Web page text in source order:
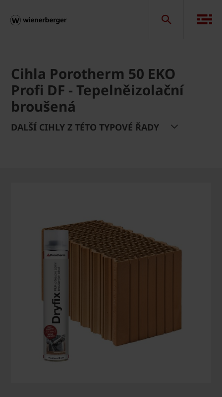
Cihla Porotherm 50 EKO
Profi DF - Tepelněizolační
broušená
DALŠÍ CIHLY Z TÉTO TYPOVÉ ŘADY